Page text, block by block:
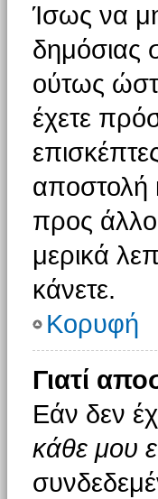
Ίσως να
δημόσιας
ούτως
έχετε
αποστολή
προς
μερικά
κάνετε.
Κορυφή
Γιατί
Εάν δεν
κάθε μου